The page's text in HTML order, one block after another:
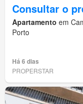
Consultar o
Apartamento em
Porto
Há 6 dias
PROPERSTAR